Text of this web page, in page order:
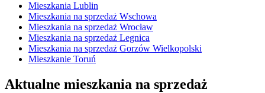
Mieszkania Lublin
Mieszkania na sprzedaż Wschowa
Mieszkania na sprzedaż Wrocław
Mieszkania na sprzedaż Legnica
Mieszkania na sprzedaż Gorzów Wielkopolski
Mieszkanie Toruń
Aktualne mieszkania na sprzedaż